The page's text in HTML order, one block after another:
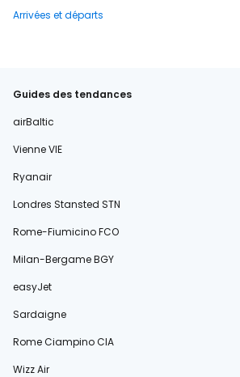
Arrivées et départs
Guides des tendances
airBaltic
Vienne VIE
Ryanair
Londres Stansted STN
Rome-Fiumicino FCO
Milan-Bergame BGY
easyJet
Sardaigne
Rome Ciampino CIA
Wizz Air